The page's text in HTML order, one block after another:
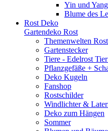
Yin und
Blume des
Rost Deko
Gartendeko Rost
Themenwelten
Gartenstecker
Tiere - Edelrost
Pflanzgefäße +
Deko Kugeln
Fanshop
Rostschilder
Windlichter &
Deko zum Hängen
Sommer